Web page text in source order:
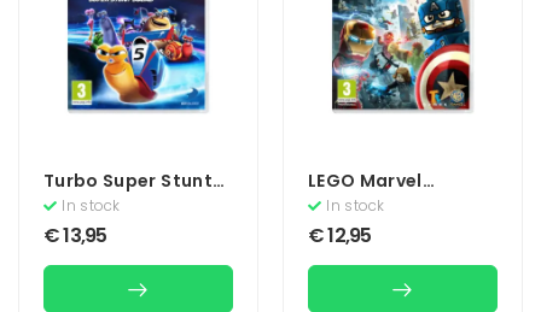
Turbo Super Stunt
Squad
In stock
€13,95
LEGO Marvel
Avengers
In stock
€12,95